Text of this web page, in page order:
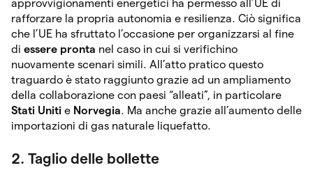
approvvigionamenti energetici ha permesso all’UE di
rafforzare la propria autonomia e resilienza. Ciò significa
che l’UE ha sfruttato l’occasione per organizzarsi al fine
di essere pronta nel caso in cui si verifichino
nuovamente scenari simili. All’atto pratico questo
traguardo è stato raggiunto grazie ad un ampliamento
della collaborazione con paesi “alleati”, in particolare
Stati Uniti e Norvegia. Ma anche grazie all’aumento delle
importazioni di gas naturale liquefatto.
2. Taglio delle bollette